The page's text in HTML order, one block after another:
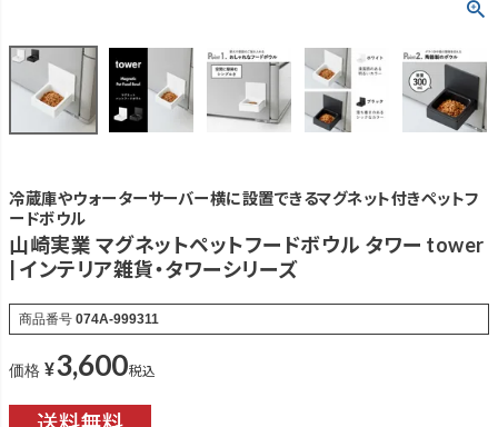
冷蔵庫やウォーターサーバー横に設置できるマグネット付きペットフ
ードボウル
山崎実業 マグネットペットフードボウル タワー tower
| インテリア雑貨・タワーシリーズ
商品番号 074A-999311
価格 ¥3,600税込